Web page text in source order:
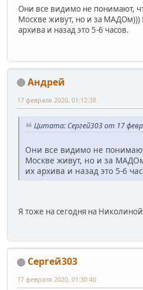
Они все видимо не понимают,
Москве живут, но и за МАДОм)))
архива и назад это 5-6 часов.
Андрей
17 февраля 2020, 01:12:38
Цитата: Сергей303 от 17
Они все видимо не
Москве живут, но и за
их архива и назад это 5-6
Я тоже на сегодня на
Сергей303
17 февраля 2020, 01:30:40